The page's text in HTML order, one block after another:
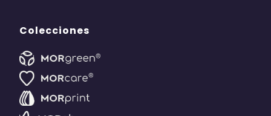
Colecciones